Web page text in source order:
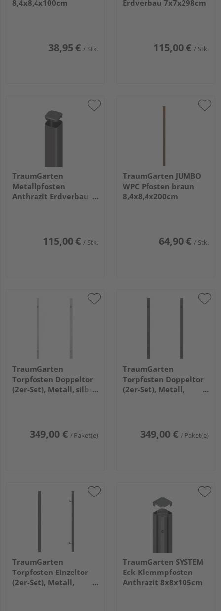
8,4x8,4x100cm
38,95 € / Stk.
Erdverbau 7x7x298cm
115,00 € / Stk.
TraumGarten
Metallpfosten
Anthrazit Erdverbau
115,00 € / Stk.
TraumGarten JUMBO
WPC Pfosten braun
8,4x8,4x200cm
64,90 € / Stk.
TraumGarten
Torpfosten Doppeltor
(2er-Set), Metall, silber
349,00 € / Paket(e)
TraumGarten
Torpfosten Doppeltor
(2er-Set), Metall,
349,00 € / Paket(e)
TraumGarten
Torpfosten Einzeltor
(2er-Set), Metall,
TraumGarten SYSTEM
Eck-Klemmpfosten
Anthrazit 8x8x105cm